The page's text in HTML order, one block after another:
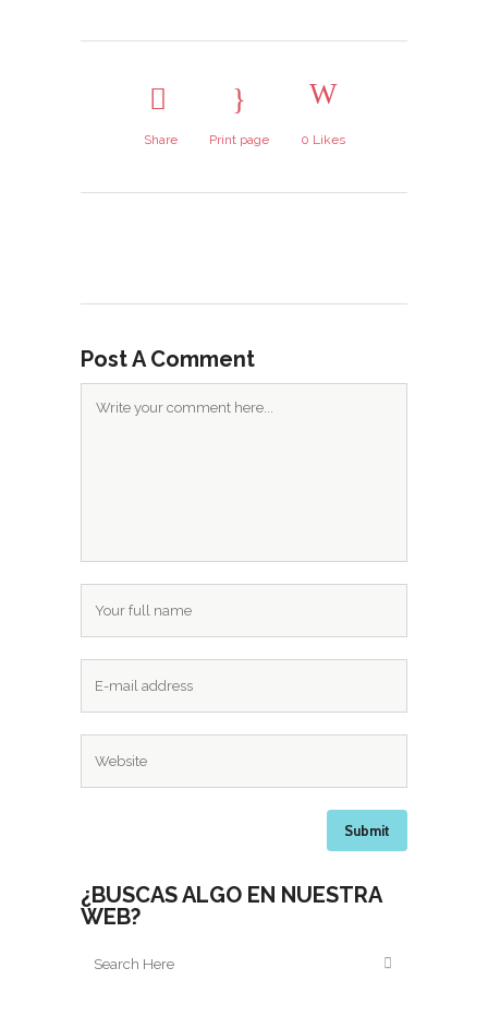
Share Print page 0 Likes
Post A Comment
¿BUSCAS ALGO EN NUESTRA
WEB?